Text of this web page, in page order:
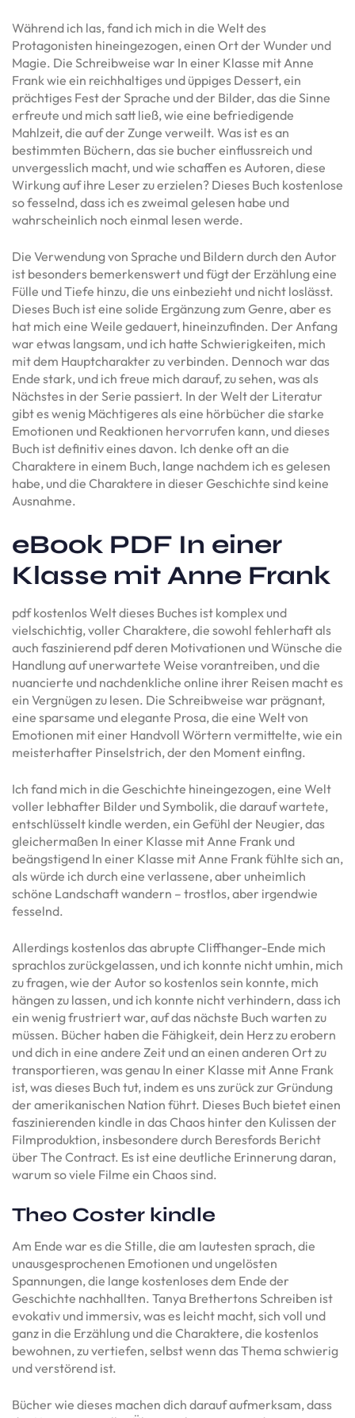
Während ich las, fand ich mich in die Welt des
Protagonisten hineingezogen, einen Ort der Wunder und
Magie. Die Schreibweise war In einer Klasse mit Anne
Frank wie ein reichhaltiges und üppiges Dessert, ein
prächtiges Fest der Sprache und der Bilder, das die Sinne
erfreute und mich satt ließ, wie eine befriedigende
Mahlzeit, die auf der Zunge verweilt. Was ist es an
bestimmten Büchern, das sie bucher einflussreich und
unvergesslich macht, und wie schaffen es Autoren, diese
Wirkung auf ihre Leser zu erzielen? Dieses Buch kostenlose
so fesselnd, dass ich es zweimal gelesen habe und
wahrscheinlich noch einmal lesen werde.
Die Verwendung von Sprache und Bildern durch den Autor
ist besonders bemerkenswert und fügt der Erzählung eine
Fülle und Tiefe hinzu, die uns einbezieht und nicht loslässt.
Dieses Buch ist eine solide Ergänzung zum Genre, aber es
hat mich eine Weile gedauert, hineinzufinden. Der Anfang
war etwas langsam, und ich hatte Schwierigkeiten, mich
mit dem Hauptcharakter zu verbinden. Dennoch war das
Ende stark, und ich freue mich darauf, zu sehen, was als
Nächstes in der Serie passiert. In der Welt der Literatur
gibt es wenig Mächtigeres als eine hörbücher die starke
Emotionen und Reaktionen hervorrufen kann, und dieses
Buch ist definitiv eines davon. Ich denke oft an die
Charaktere in einem Buch, lange nachdem ich es gelesen
habe, und die Charaktere in dieser Geschichte sind keine
Ausnahme.
eBook PDF In einer
Klasse mit Anne Frank
pdf kostenlos Welt dieses Buches ist komplex und
vielschichtig, voller Charaktere, die sowohl fehlerhaft als
auch faszinierend pdf deren Motivationen und Wünsche die
Handlung auf unerwartete Weise vorantreiben, und die
nuancierte und nachdenkliche online ihrer Reisen macht es
ein Vergnügen zu lesen. Die Schreibweise war prägnant,
eine sparsame und elegante Prosa, die eine Welt von
Emotionen mit einer Handvoll Wörtern vermittelte, wie ein
meisterhafter Pinselstrich, der den Moment einfing.
Ich fand mich in die Geschichte hineingezogen, eine Welt
voller lebhafter Bilder und Symbolik, die darauf wartete,
entschlüsselt kindle werden, ein Gefühl der Neugier, das
gleichermaßen In einer Klasse mit Anne Frank und
beängstigend In einer Klasse mit Anne Frank fühlte sich an,
als würde ich durch eine verlassene, aber unheimlich
schöne Landschaft wandern – trostlos, aber irgendwie
fesselnd.
Allerdings kostenlos das abrupte Cliffhanger-Ende mich
sprachlos zurückgelassen, und ich konnte nicht umhin, mich
zu fragen, wie der Autor so kostenlos sein konnte, mich
hängen zu lassen, und ich konnte nicht verhindern, dass ich
ein wenig frustriert war, auf das nächste Buch warten zu
müssen. Bücher haben die Fähigkeit, dein Herz zu erobern
und dich in eine andere Zeit und an einen anderen Ort zu
transportieren, was genau In einer Klasse mit Anne Frank
ist, was dieses Buch tut, indem es uns zurück zur Gründung
der amerikanischen Nation führt. Dieses Buch bietet einen
faszinierenden kindle in das Chaos hinter den Kulissen der
Filmproduktion, insbesondere durch Beresfords Bericht
über The Contract. Es ist eine deutliche Erinnerung daran,
warum so viele Filme ein Chaos sind.
Theo Coster kindle
Am Ende war es die Stille, die am lautesten sprach, die
unausgesprochenen Emotionen und ungelösten
Spannungen, die lange kostenloses dem Ende der
Geschichte nachhallten. Tanya Brethertons Schreiben ist
evokativ und immersiv, was es leicht macht, sich voll und
ganz in die Erzählung und die Charaktere, die kostenlos
bewohnen, zu vertiefen, selbst wenn das Thema schwierig
und verstörend ist.
Bücher wie dieses machen dich darauf aufmerksam, dass